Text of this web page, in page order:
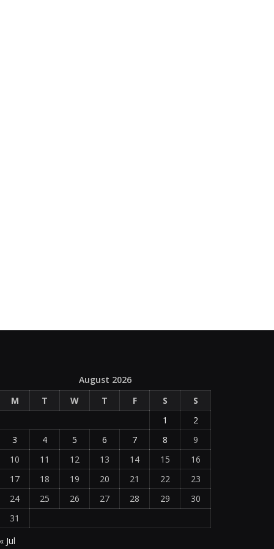
August 2026
M
T W T F S
S
1
2
3
4 5 6 7 8
9
10
11 12 13 14 15
16
17
18 19 20 21 22
23
24
25 26 27 28 29
30
31
« Jul